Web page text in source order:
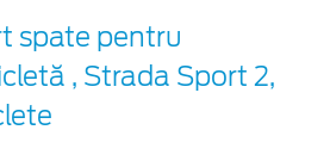
spate pentru
, Strada Sport 2,